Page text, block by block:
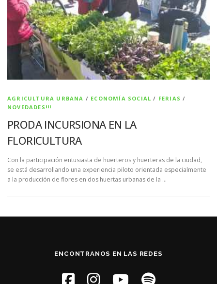
AGRICULTURA URBANA / ECONOMÍA SOCIAL / FERIAS /
NOVEDADES!!!
PRODA INCURSIONA EN LA
FLORICULTURA
Con la participación entusiasta de huerteros y huerteras de la ciudad,
se está desarrollando una experiencia piloto orientada especialmente
a la producción de flores en dos huertas urbanas de la …
ENCONTRANOS EN LAS REDES